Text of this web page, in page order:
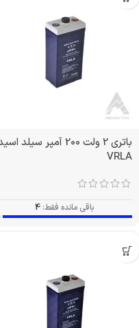
باتری 2 ولت 200 آمپر سیلد
VRLA
باقی مانده فقط: 4